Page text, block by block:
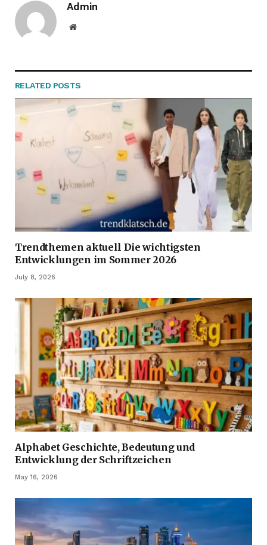
Admin
Website
RELATED POSTS
Trendthemen aktuell Die wichtigsten
Entwicklungen im Sommer 2026
July 8, 2026
Alphabet Geschichte, Bedeutung und
Entwicklung der Schriftzeichen
May 16, 2026